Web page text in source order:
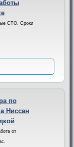
СТО. Сроки
по
Ниссан
от